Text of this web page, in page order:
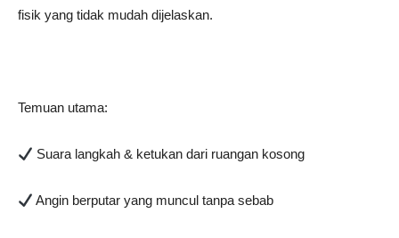
fisik yang tidak mudah dijelaskan.
Temuan utama:
Suara langkah & ketukan dari ruangan kosong
Angin berputar yang muncul tanpa sebab